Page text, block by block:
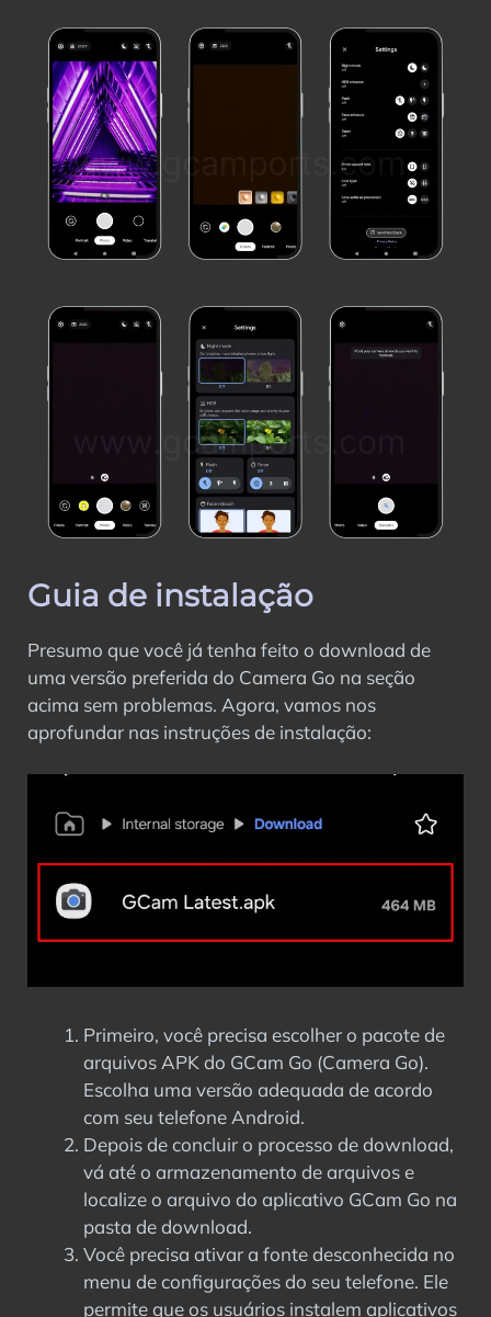
Guia de instalação
Presumo que você já tenha feito o download de
uma versão preferida do Camera Go na seção
acima sem problemas. Agora, vamos nos
aprofundar nas instruções de instalação:
Primeiro, você precisa escolher o pacote de
arquivos APK do GCam Go (Camera Go).
Escolha uma versão adequada de acordo
com seu telefone Android.
Depois de concluir o processo de download,
vá até o armazenamento de arquivos e
localize o arquivo do aplicativo GCam Go na
pasta de download.
Você precisa ativar a fonte desconhecida no
menu de configurações do seu telefone. Ele
permite que os usuários instalem aplicativos